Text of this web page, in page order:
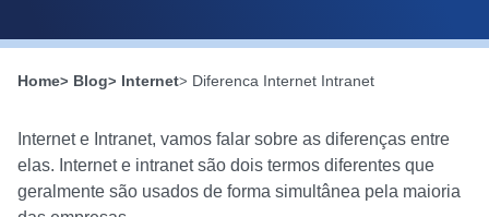
Home Blog Internet Diferenca Internet Intranet
Internet e Intranet, vamos falar sobre as diferenças entre
elas. Internet e intranet são dois termos diferentes que
geralmente são usados de forma simultânea pela maioria